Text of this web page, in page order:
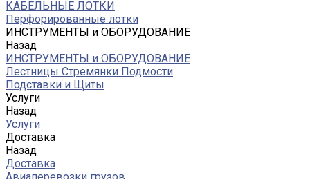
КАБЕЛЬНЫЕ ЛОТКИ
Перфорированные лотки
ИНСТРУМЕНТЫ и ОБОРУДОВАНИЕ
Назад
ИНСТРУМЕНТЫ и ОБОРУДОВАНИЕ
Лестницы Стремянки Подмости
Подставки и Щиты
Услуги
Назад
Услуги
Доставка
Назад
Доставка